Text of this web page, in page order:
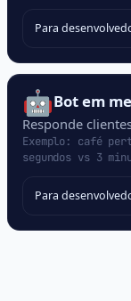
Para
🤖Bot em
Responde
Exemplo: café
segundos vs 3
Para